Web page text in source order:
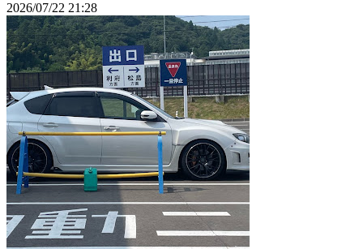
2026/07/22 21:28